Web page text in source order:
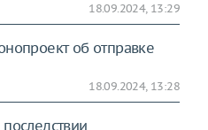
18.09.2024, 13:29
об отправке
18.09.2024, 13:28